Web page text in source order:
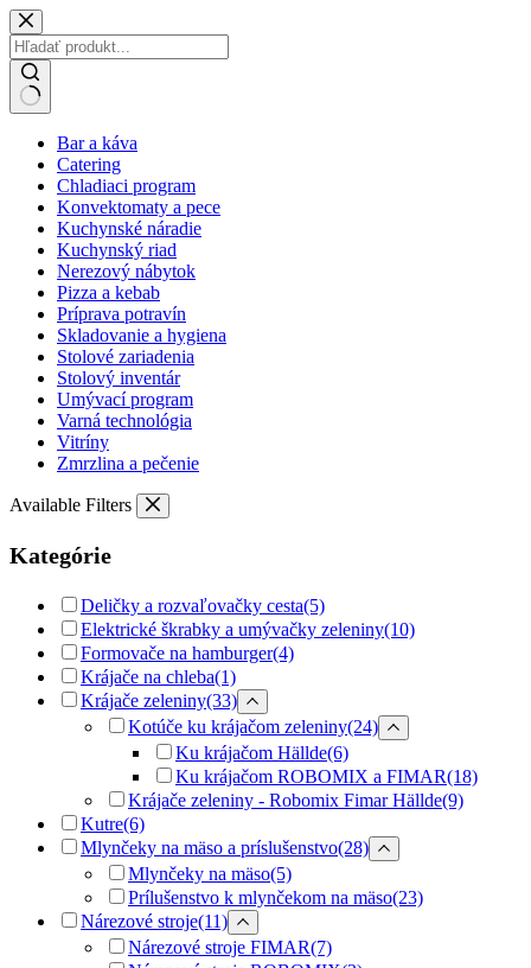
Skip
to
content
results Bar a káva
Catering
Chladiaci program
Konvektomaty a pece
Kuchynské náradie
Kuchynský riad
Nerezový nábytok
Pizza a kebab
Príprava potravín
Skladovanie a hygiena
Stolové zariadenia
Stolový inventár
Umývací program
Varná technológia
Vitríny
Zmrzlina a pečenie
Available Filters
Kategórie
Deličky a rozvaľovačky cesta(5)
Elektrické škrabky a umývačky zeleniny(10)
Formovače na hamburger(4)
Krájače na chleba(1)
Krájače zeleniny(33)
Kotúče ku krájačom zeleniny(24)
Ku krájačom Hällde(6)
Ku krájačom ROBOMIX a FIMAR(18)
Krájače zeleniny - Robomix Fimar Hällde(9)
Kutre(6)
Mlynčeky na mäso a príslušenstvo(28)
Mlynčeky na mäso(5)
Prílušenstvo k mlynčekom na mäso(23)
Nárezové stroje(11)
Nárezové stroje FIMAR(7)